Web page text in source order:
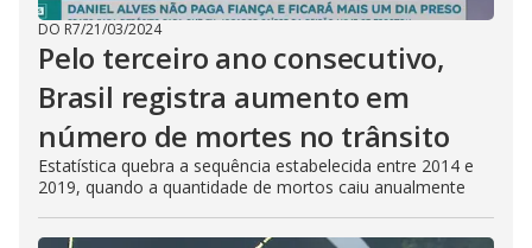
DO R7/21/03/2024
Pelo terceiro ano consecutivo,
Brasil registra aumento em
número de mortes no trânsito
Estatística quebra a sequência estabelecida entre 2014 e
2019, quando a quantidade de mortos caiu anualmente